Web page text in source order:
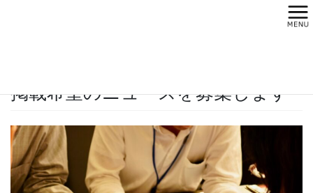
ス
ン掲載希望のニュースを募集します